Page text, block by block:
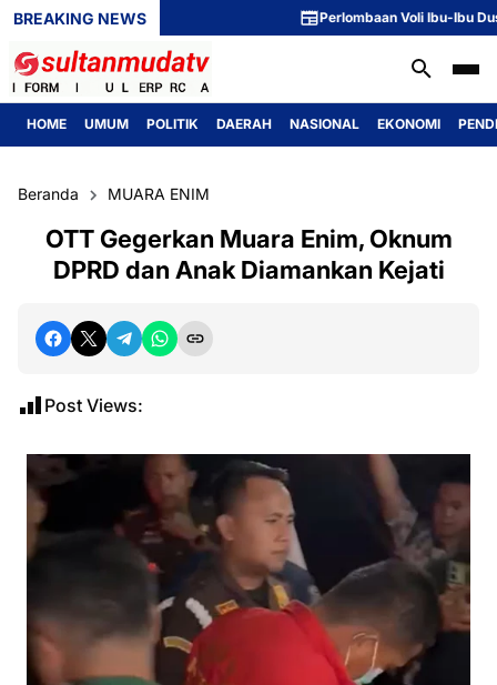
BREAKING NEWS Perlombaan Voli Ibu-Ibu Dusun
HOME UMUM POLITIK DAERAH NASIONAL EKONOMI
Beranda MUARA ENIM
OTT Gegerkan Muara Enim, Oknum
DPRD dan Anak Diamankan Kejati
Post Views: